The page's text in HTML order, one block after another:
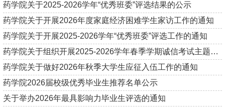
药学院关于2025-2026学年“优秀班委”评选结果的公示
药学院关于开展2026年度家庭经济困难学生家访工作的通知
药学院关于开展2025-2026学年“优秀班委”评选工作的通知
药学院关于组织开展2025-2026学年春季学期诚信考试主题班会的通...
药学院关于做好2026年秋季大学生应征入伍工作的通知
药学院2026届校级优秀毕业生推荐名单公示
关于举办2026年最具影响力毕业生评选的通知